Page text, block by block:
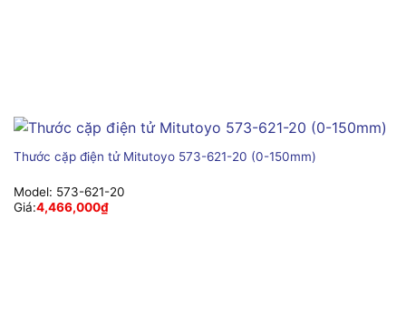
Thước cặp điện tử Mitutoyo 573-621-20 (0-150mm)
Model: 573-621-20
Giá:4,466,000₫